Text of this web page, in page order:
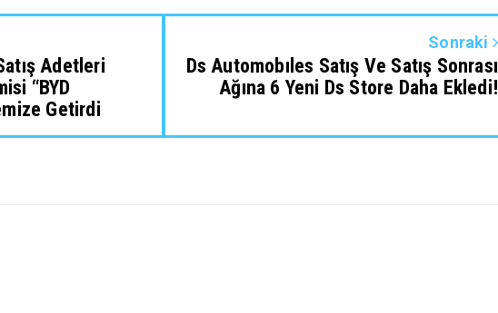
Adetleri
“BYD
Getirdi
Sonraki
Ds Automobıles Satış Ve Satış Sonrası
Ağına 6 Yeni Ds Store Daha Ekledi!